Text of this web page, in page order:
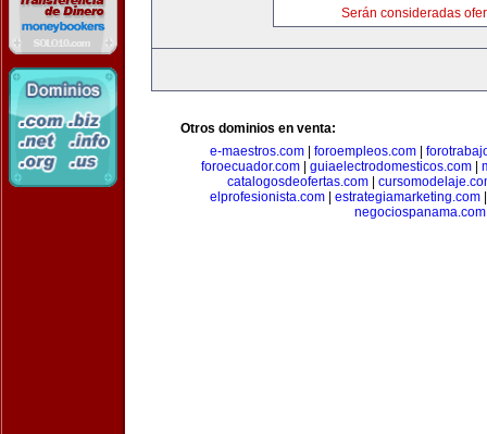
Serán consideradas
Otros dominios en venta:
e-maestros.com
foroempleos.com
foroecuador.com| guiaelectrodomesticos.com|
catalogosdeofertas.com|
elprofesionista.com
estrategiamarketing.com
negociospanama.com